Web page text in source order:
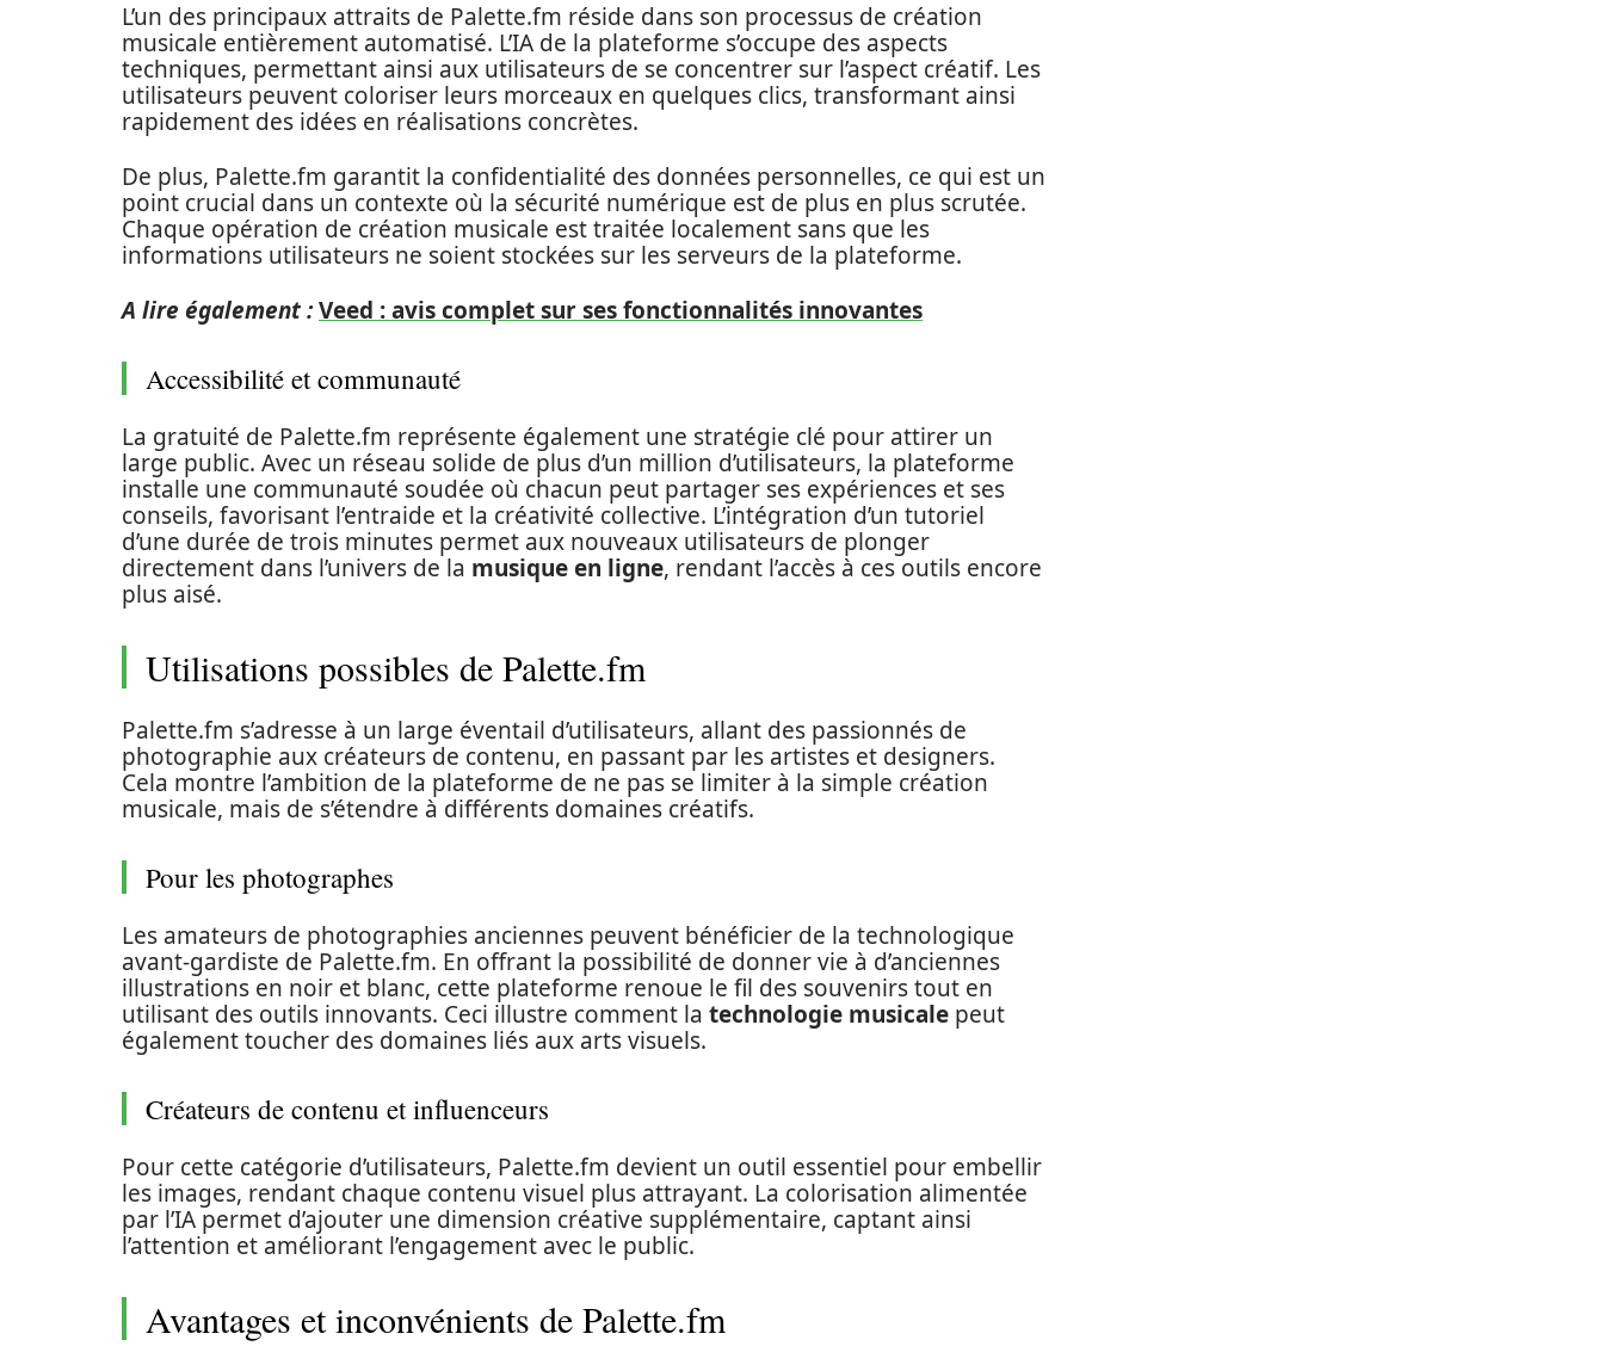
L’un des principaux attraits de Palette.fm réside dans son processus de création
musicale entièrement automatisé. L’IA de la plateforme s’occupe des aspects
techniques, permettant ainsi aux utilisateurs de se concentrer sur l’aspect créatif. Les
utilisateurs peuvent coloriser leurs morceaux en quelques clics, transformant ainsi
rapidement des idées en réalisations concrètes.
De plus, Palette.fm garantit la confidentialité des données personnelles, ce qui est un
point crucial dans un contexte où la sécurité numérique est de plus en plus scrutée.
Chaque opération de création musicale est traitée localement sans que les
informations utilisateurs ne soient stockées sur les serveurs de la plateforme.
A lire également :Veed : avis complet sur ses fonctionnalités innovantes
Accessibilité et communauté
La gratuité de Palette.fm représente également une stratégie clé pour attirer un
large public. Avec un réseau solide de plus d’un million d’utilisateurs, la plateforme
installe une communauté soudée où chacun peut partager ses expériences et ses
conseils, favorisant l’entraide et la créativité collective. L’intégration d’un tutoriel
d’une durée de trois minutes permet aux nouveaux utilisateurs de plonger
directement dans l’univers de la musique en ligne, rendant l’accès à ces outils encore
plus aisé.
Utilisations possibles de Palette.fm
Palette.fm s’adresse à un large éventail d’utilisateurs, allant des passionnés de
photographie aux créateurs de contenu, en passant par les artistes et designers.
Cela montre l’ambition de la plateforme de ne pas se limiter à la simple création
musicale, mais de s’étendre à différents domaines créatifs.
Pour les photographes
Les amateurs de photographies anciennes peuvent bénéficier de la technologique
avant-gardiste de Palette.fm. En offrant la possibilité de donner vie à d’anciennes
illustrations en noir et blanc, cette plateforme renoue le fil des souvenirs tout en
utilisant des outils innovants. Ceci illustre comment la technologie musicale peut
également toucher des domaines liés aux arts visuels.
Créateurs de contenu et influenceurs
Pour cette catégorie d’utilisateurs, Palette.fm devient un outil essentiel pour embellir
les images, rendant chaque contenu visuel plus attrayant. La colorisation alimentée
par l’IA permet d’ajouter une dimension créative supplémentaire, captant ainsi
l’attention et améliorant l’engagement avec le public.
Avantages et inconvénients de Palette.fm